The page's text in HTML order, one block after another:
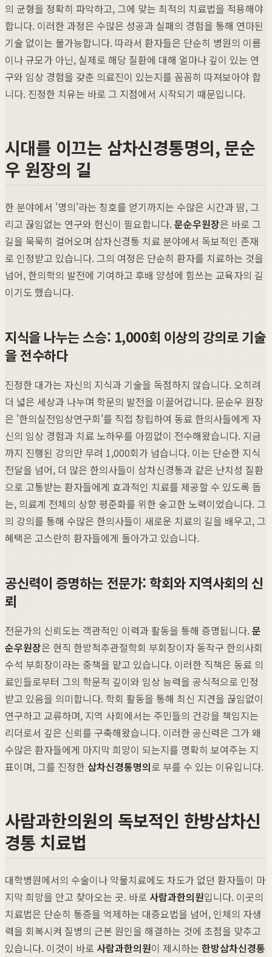
의 균형을 정확히 파악하고, 그에 맞는 최적의 치료법을 적용해야
합니다. 이러한 과정은 수많은 성공과 실패의 경험을 통해 연마된
기술 없이는 불가능합니다. 따라서 환자들은 단순히 병원의 이름
이나 규모가 아닌, 실제로 해당 질환에 대해 얼마나 깊이 있는 연
구와 임상 경험을 갖춘 의료진이 있는지를 꼼꼼히 따져보아야 합
니다. 진정한 치유는 바로 그 지점에서 시작되기 때문입니다.
시대를 이끄는 삼차신경통명의, 문순
우 원장의 길
한 분야에서 '명의'라는 칭호를 얻기까지는 수많은 시간과 땀, 그
리고 끊임없는 연구와 헌신이 필요합니다.문순우원장은 바로 그
길을 묵묵히 걸어오며 삼차신경통 치료 분야에서 독보적인 존재
로 인정받고 있습니다. 그의 여정은 단순히 환자를 치료하는 것을
넘어, 한의학의 발전에 기여하고 후배 양성에 힘쓰는 교육자의 길
이기도 했습니다.
지식을 나누는 스승: 1,000회 이상의 강의로 기술
을 전수하다
진정한 대가는 자신의 지식과 기술을 독점하지 않습니다. 오히려
더 넓은 세상과 나누며 학문의 발전을 이끌어갑니다. 문순우 원장
은 '한의실전임상연구회'를 직접 창립하여 동료 한의사들에게 자
신의 임상 경험과 치료 노하우를 아낌없이 전수해왔습니다. 지금
까지 진행된 강의만 무려 1,000회가 넘습니다. 이는 단순한 지식
전달을 넘어, 더 많은 한의사들이 삼차신경통과 같은 난치성 질환
으로 고통받는 환자들에게 효과적인 치료를 제공할 수 있도록 돕
는, 의료계 전체의 상향 평준화를 위한 숭고한 노력이었습니다. 그
의 강의를 통해 수많은 한의사들이 새로운 치료의 길을 배우고, 그
혜택은 고스란히 환자들에게 돌아가고 있습니다.
공신력이 증명하는 전문가: 학회와 지역사회의 신
뢰
전문가의 신뢰도는 객관적인 이력과 활동을 통해 증명됩니다.문
순우원장은 현직 한방척추관절학회 부회장이자 동작구 한의사회
수석 부회장이라는 중책을 맡고 있습니다. 이러한 직책은 동료 의
료인들로부터 그의 학문적 깊이와 임상 능력을 공식적으로 인정
받고 있음을 의미합니다. 학회 활동을 통해 최신 지견을 끊임없이
연구하고 교류하며, 지역 사회에서는 주민들의 건강을 책임지는
리더로서 깊은 신뢰를 구축해왔습니다. 이러한 공신력은 그가 왜
수많은 환자들에게 마지막 희망이 되는지를 명확히 보여주는 지
표이며, 그를 진정한 삼차신경통명의로 부를 수 있는 이유입니다.
사람과한의원의 독보적인 한방삼차신
경통 치료법
대학병원에서의 수술이나 약물치료에도 차도가 없던 환자들이 마
지막 희망을 안고 찾아오는 곳. 바로 사람과한의원입니다. 이곳의
치료법은 단순히 통증을 억제하는 대증요법을 넘어, 인체의 자생
력을 회복시켜 질병의 근본 원인을 해결하는 것에 초점을 맞추고
있습니다. 이것이 바로 사람과한의원이 제시하는 한방삼차신경통